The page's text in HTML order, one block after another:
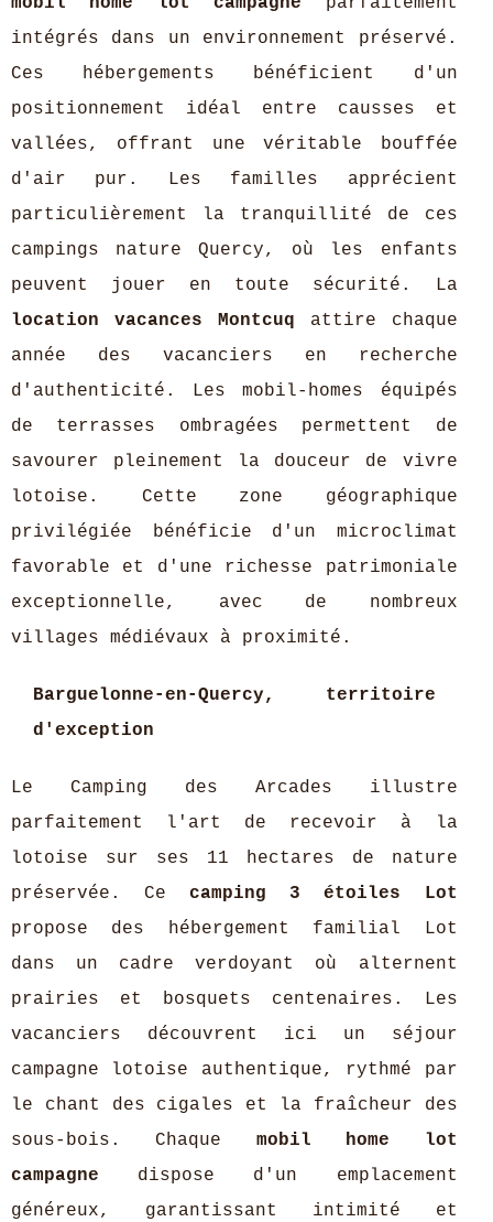
intégrés dans un environnement préservé.
Ces hébergements bénéficient d'un
positionnement idéal entre causses et
vallées, offrant une véritable bouffée
d'air pur. Les familles apprécient
particulièrement la tranquillité de ces
campings nature Quercy, où les enfants
peuvent jouer en toute sécurité. La
location vacances Montcuq attire chaque
année des vacanciers en recherche
d'authenticité. Les mobil-homes équipés
de terrasses ombragées permettent de
savourer pleinement la douceur de vivre
lotoise. Cette zone géographique
privilégiée bénéficie d'un microclimat
favorable et d'une richesse patrimoniale
exceptionnelle, avec de nombreux
villages médiévaux à proximité.
Barguelonne-en-Quercy, territoire
d'exception
Le Camping des Arcades illustre
parfaitement l'art de recevoir à la
lotoise sur ses 11 hectares de nature
préservée. Cecamping 3 étoiles Lot
propose des hébergement familial Lot
dans un cadre verdoyant où alternent
prairies et bosquets centenaires. Les
vacanciers découvrent ici un séjour
campagne lotoise authentique, rythmé par
le chant des cigales et la fraîcheur des
sous-bois. Chaque mobil home lot
campagne dispose d'un emplacement
généreux, garantissant intimité et